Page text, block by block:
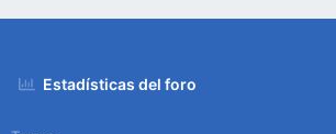
Estadísticas del foro